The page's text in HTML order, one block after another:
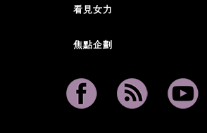
看見女力
焦點企劃